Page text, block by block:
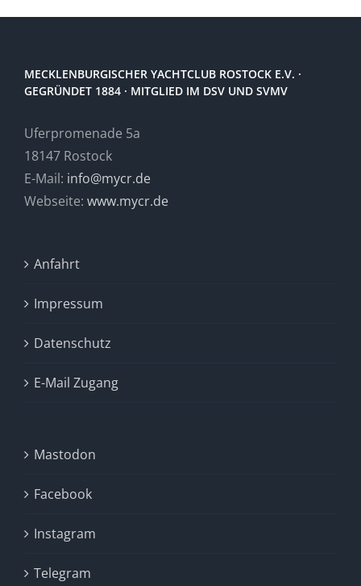
MECKLENBURGISCHER YACHTCLUB ROSTOCK E.V. ·
GEGRÜNDET 1884 · MITGLIED IM DSV UND SVMV
Uferpromenade 5a
18147 Rostock
E-Mail: info@mycr.de
Webseite: www.mycr.de
Anfahrt
Impressum
Datenschutz
E-Mail Zugang
Mastodon
Facebook
Instagram
Telegram